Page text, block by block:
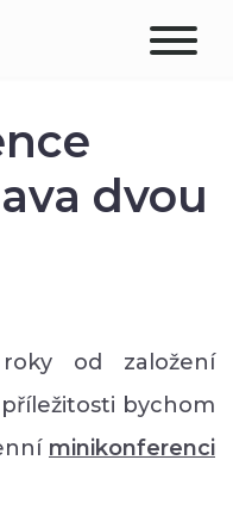
dvou
od založení
bychom
minikonferenci